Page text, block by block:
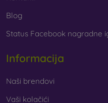
za mobitel.
Blog
Status Facebook nagradne
Informacija
Naši brendovi
Vaši kolačići